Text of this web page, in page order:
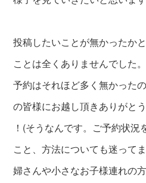
投稿したいことが無かったか
ことは全くありませんでした
予約はそれほど多く無かった
の皆様にお越し頂きありがと
！(そうなんです。ご予約状況
こと、方法についても迷って
婦さんや小さなお子様連れの